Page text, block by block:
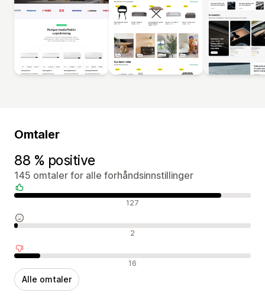
Omtaler
88 % positive
145 omtaler for alle forhåndsinnstillinger
Positive omtaler 127
Nøytrale omtaler 2
Negative omtaler 16
Alle omtaler